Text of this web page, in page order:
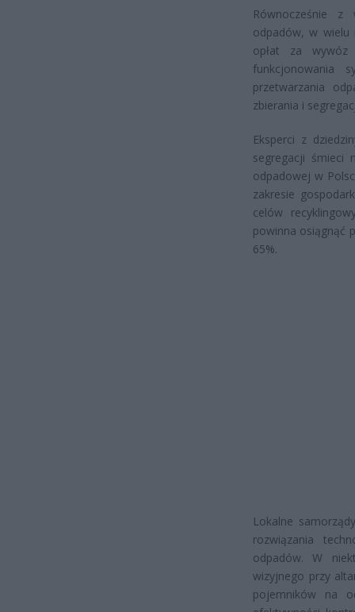
Równocześnie z
odpadów, w wielu
opłat za wywóz
funkcjonowania
przetwarzania
zbierania i
Eksperci z
segregacji śmieci
odpadowej w
zakresie
celów
powinna osiągnąć
65%.
Lokalne
rozwiązania
odpadów. W
wizyjnego przy
pojemników na